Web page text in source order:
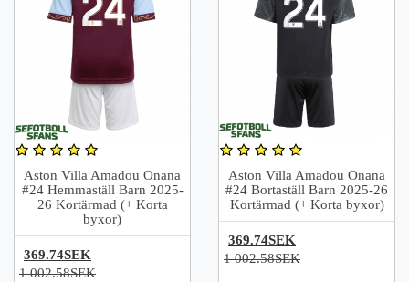
Aston Villa Amadou Onana
#24 Hemmaställ Barn 2025-
26 Kortärmad (+ Korta
byxor)
369.74SEK
1 002.58SEK
Aston Villa Amadou Onana
#24 Bortaställ Barn 2025-26
Kortärmad (+ Korta byxor)
369.74SEK
1 002.58SEK